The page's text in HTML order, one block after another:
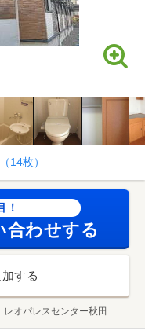
14枚）
！
合わせする
する
レオパレスセンター秋田